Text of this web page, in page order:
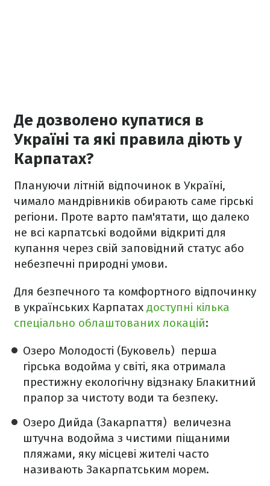
Де дозволено купатися в
Україні та які правила діють у
Карпатах?
Плануючи літній відпочинок в Україні,
чимало мандрівників обирають саме гірські
регіони. Проте варто пам'ятати, що далеко
не всі карпатські водойми відкриті для
купання через свій заповідний статус або
небезпечні природні умови.
Для безпечного та комфортного відпочинку
в українських Карпатах доступні кілька
спеціально облаштованих локацій:
Озеро Молодості (Буковель) перша
гірська водойма у світі, яка отримала
престижну екологічну відзнаку Блакитний
прапор за чистоту води та безпеку.
Озеро Дийда (Закарпаття) величезна
штучна водойма з чистими піщаними
пляжами, яку місцеві жителі часто
називають Закарпатським морем.